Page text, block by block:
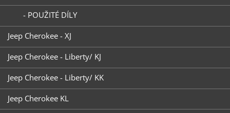
- POUŽITÉ DÍLY
Jeep Cherokee - XJ
Jeep Cherokee - Liberty/ KJ
Jeep Cherokee - Liberty/ KK
Jeep Cherokee KL